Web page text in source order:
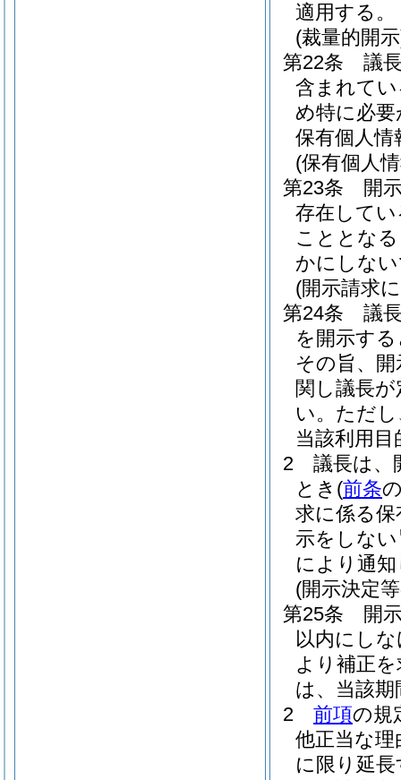
適用する。
(裁量的開
第22条
議
含まれて
め特に必
保有個人
(保有個人
第23条
開
存在して
こととな
かにしな
(開示請求
第24条
議
を開示す
その旨、
関し議長
い。 ただ
当該利用
2
議長は、
とき (前条
求に係る
示をしな
により通
(開示決定
第25条
開
以内にし
より補正
は、当該
2
前項の規
他正当な
に限り延